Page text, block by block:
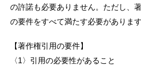
の許諾も必要ありません。ただし、
の要件をすべて満たす必要があります
【著作権引用の要件】
〈1〉引用の必要性があること